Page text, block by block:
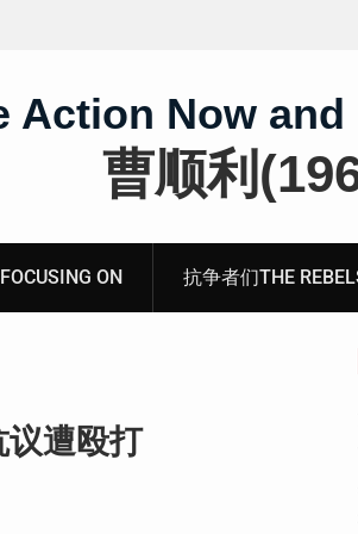
Action Now
曹顺利
ON 抗争者们THE
议遭殴打